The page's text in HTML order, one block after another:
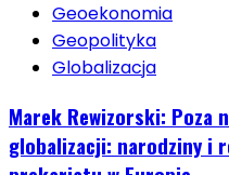
Geoekonomia
Geopolityka
Globalizacja
Marek Rewizorski: Poza
globalizacji: narodziny i